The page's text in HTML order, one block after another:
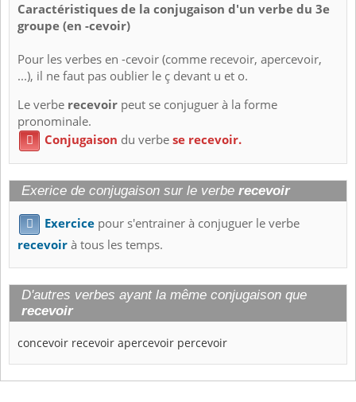
Caractéristiques de la conjugaison d'un verbe du 3e
groupe (en -cevoir)
Pour les verbes en -cevoir (comme recevoir, apercevoir,
...), il ne faut pas oublier le ç devant u et o.
Le verbe recevoir peut se conjuguer à la forme
pronominale.
 Conjugaison du verbese recevoir.
Exerice de conjugaison sur le verbe recevoir
 Exercice pour s'entrainer à conjuguer le verbe
recevoirà tous les temps.
D'autres verbes ayant la même conjugaison que
recevoir
concevoir recevoir apercevoir percevoir